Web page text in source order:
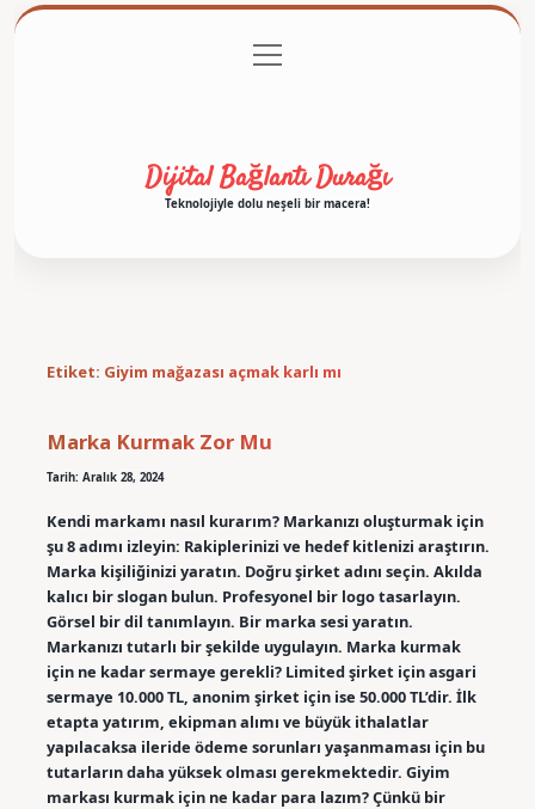
Gizlilik Politikası
menüyü
aç
Dijital Bağlantı Durağı
Teknolojiyle dolu neşeli bir macera!
Etiket: Giyim mağazası açmak karlı mı
Marka Kurmak Zor Mu
Tarih: Aralık 28, 2024
Kendi markamı nasıl kurarım? Markanızı oluşturmak için
şu 8 adımı izleyin: Rakiplerinizi ve hedef kitlenizi araştırın.
Marka kişiliğinizi yaratın. Doğru şirket adını seçin. Akılda
kalıcı bir slogan bulun. Profesyonel bir logo tasarlayın.
Görsel bir dil tanımlayın. Bir marka sesi yaratın.
Markanızı tutarlı bir şekilde uygulayın. Marka kurmak
için ne kadar sermaye gerekli? Limited şirket için asgari
sermaye 10.000 TL, anonim şirket için ise 50.000 TL’dir. İlk
etapta yatırım, ekipman alımı ve büyük ithalatlar
yapılacaksa ileride ödeme sorunları yaşanmaması için bu
tutarların daha yüksek olması gerekmektedir. Giyim
markası kurmak için ne kadar para lazım? Çünkü bir